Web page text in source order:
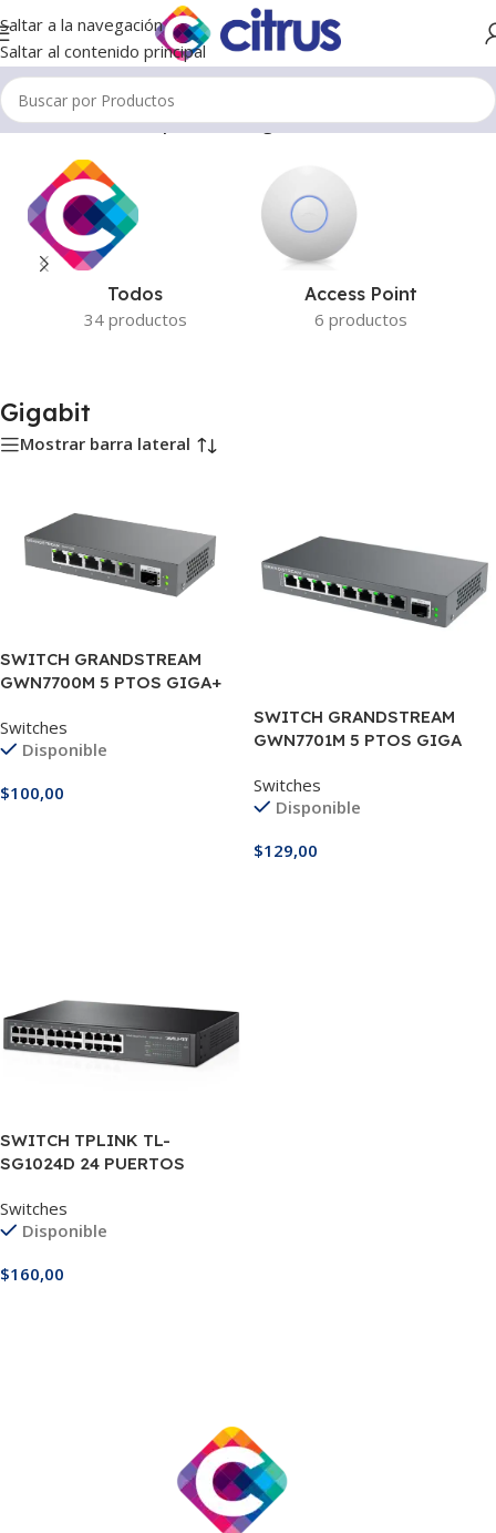
Saltar a la navegación
Saltar al contenido principal
Inicio/Productos etiquetados “Gigabit”
Todos
34 productos
Access Point
6 productos
Gigabit
Mostrar barra lateral
SWITCH GRANDSTREAM
GWN7700M 5 PTOS GIGA+
Switches
Disponible
$100,00
SWITCH GRANDSTREAM
GWN7701M 5 PTOS GIGA
Switches
Disponible
$129,00
SWITCH TPLINK TL-
SG1024D 24 PUERTOS
DESKTOP
Switches
Disponible
$160,00